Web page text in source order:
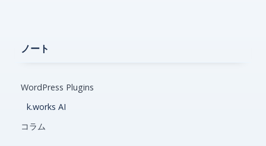
ノート
WordPress Plugins
k.works AI
コラム